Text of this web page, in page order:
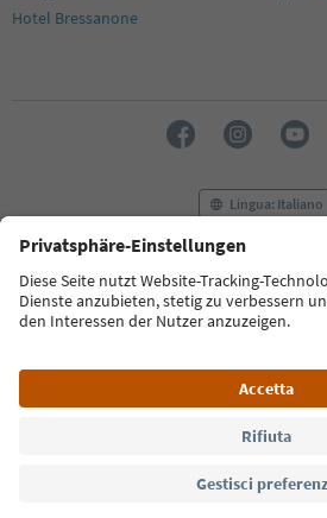
Hotel Bressanone
Lingua: Italiano
FAQ Contatti Press MICE
Termini e condizioni
Crediti
Alto Adige B2B